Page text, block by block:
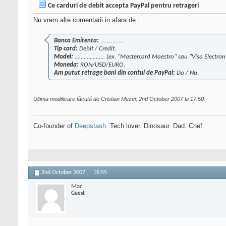
Ce carduri de debit accepta PayPal pentru retrageri
Nu vrem alte comentarii in afara de :
Banca Emitenta: ...............
Tip card: Debit / Credit.
Model: .................... (ex. "Mastercard Maestro" sau "Visa
Moneda: RON/USD/EURO.
Am putut retrage bani din contul de PayPal: Da / Nu.
Ultima modificare făcută de Cristian Mezei; 2nd October 2007 la 17:50
Co-founder of Deepstash. Tech lover. Dinosaur. Dad. Chef.
2nd October 2007, 16:55
Mac
Guest